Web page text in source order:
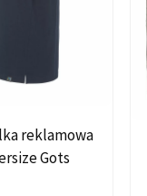
reklamowa
Gots